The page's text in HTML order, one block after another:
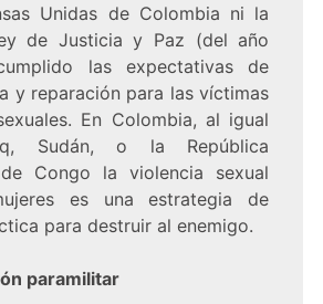
Unidas de Colombia ni la
de Justicia y Paz (del año
las expectativas de
y reparación para las víctimas
En Colombia, al igual
Sudán, o la República
Congo la violencia sexual
es una estrategia de
para destruir al enemigo.
paramilitar